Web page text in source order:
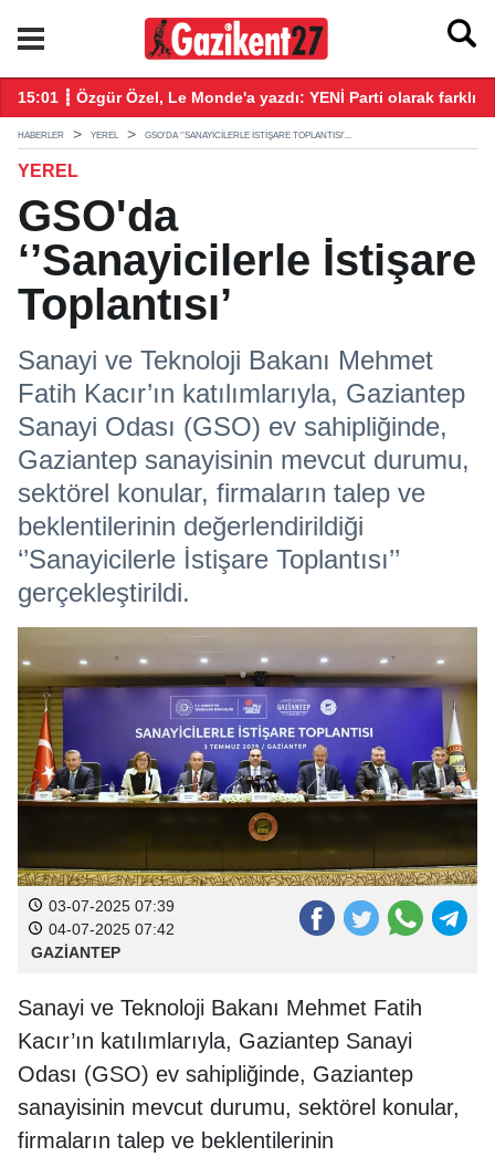
Savunma Anlaşması' imzalandı
15:01 ┋ Özgür Özel, Le Monde'a yazdı: YENİ Parti olarak farklı
HABERLER YEREL GSO'DA ‘’SANAYICILERLE İSTIŞARE TOPLANTISI’...
YEREL
GSO'da
‘’Sanayicilerle İstişare
Toplantısı’
Sanayi ve Teknoloji Bakanı Mehmet
Fatih Kacır’ın katılımlarıyla, Gaziantep
Sanayi Odası (GSO) ev sahipliğinde,
Gaziantep sanayisinin mevcut durumu,
sektörel konular, firmaların talep ve
beklentilerinin değerlendirildiği
‘’Sanayicilerle İstişare Toplantısı’’
gerçekleştirildi.
03-07-2025 07:39
04-07-2025 07:42
GAZİANTEP
Sanayi ve Teknoloji Bakanı Mehmet Fatih
Kacır’ın katılımlarıyla, Gaziantep Sanayi
Odası (GSO) ev sahipliğinde, Gaziantep
sanayisinin mevcut durumu, sektörel konular,
firmaların talep ve beklentilerinin